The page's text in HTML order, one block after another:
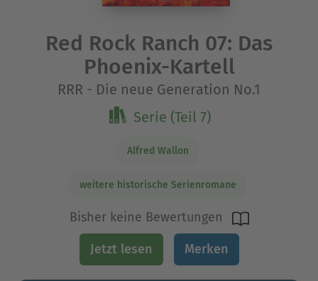
Red Rock Ranch 07: Das
Phoenix-Kartell
RRR - Die neue Generation No.1
Serie (Teil 7)
Alfred Wallon
weitere historische Serienromane
Bisher keine Bewertungen
Jetzt lesen Merken